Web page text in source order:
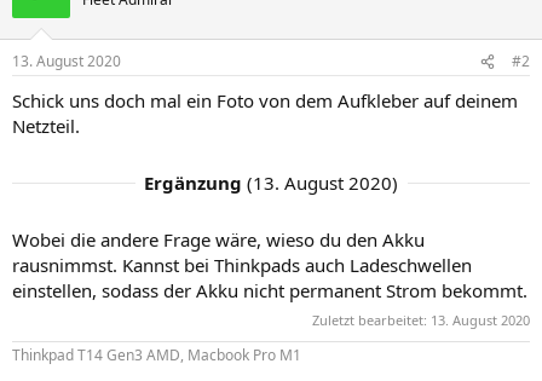
13. August 2020 #2
Schick uns doch mal ein Foto von dem Aufkleber auf deinem
Netzteil.
Ergänzung (13. August 2020)
Wobei die andere Frage wäre, wieso du den Akku
rausnimmst. Kannst bei Thinkpads auch Ladeschwellen
einstellen, sodass der Akku nicht permanent Strom bekommt.
Zuletzt bearbeitet: 13. August 2020
Thinkpad T14 Gen3 AMD, Macbook Pro M1